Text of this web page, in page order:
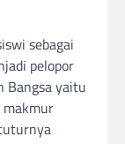
sebagai
pelopor
Bangsa yaitu
makmur